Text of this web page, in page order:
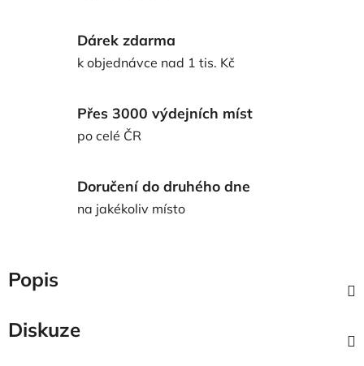
Dárek zdarma
k objednávce nad 1 tis. Kč
Přes 3000 výdejních míst
po celé ČR
Doručení do druhého dne
na jakékoliv místo
Popis
Diskuze